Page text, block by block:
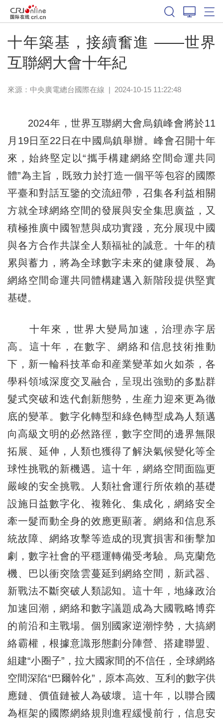
十年築基，接續奮進 ——世界
互聯網大會十年紀
來源：中央廣電總台國際在線 | 2024-10-15 11:22:48
2024年，世界互聯網大會烏鎮峰會將於11
月19日至22日在中國烏鎮舉辦。峰會召開十年
來，始終堅定以“攜手構建網絡空間命運共同
體”為主旨，既致力於打造一個平等包容的國際
平臺和對話互鑒的交流紐帶，召集各利益相關
方就全球網絡空間的發展與安全集思廣益，又
積極推廣中國智慧與成功實踐，充分展現中國
與各方合作共謀全人類福祉的誠意。十年的積
累與蓄力，將為全球數字未來的健康發展、為
網絡空間命運共同體構建邁入新階段提供堅實
基礎。
十年來，世界大變局加速，治理赤字居
高。這十年，在數字、網絡和信息技術推動
下，新一輪科技革命和産業變革如火如荼，各
學科領域深度交叉融合，呈現出強勁的多點群
髮式突破和迭代創新態勢，生産力迎來更為徹
底的變革。數字化轉型和綠色轉型成為人類邁
向高級文明的必然路徑，數字空間的邊界無限
拓展、延伸，人類也獲得了解決氣候變化等全
球性挑戰的新機遇。這十年，網絡空間面臨更
嚴峻的安全挑戰。人類社會運行所依賴的基礎
設施日益數字化、複雜化、集成化，網絡安全
牽一髮而動全身的效應更顯著。網絡和信息系
統故障、網絡攻擊等造成的現實損害和衝擊加
劇，數字社會的平穩運轉備受考驗。烏克蘭危
機、巴以衝突陰雲蔓延到網絡空間，新武器、
新戰法不斷突破人類認知。這十年，地緣政治
加速回潮，網絡和數字議題成為大國戰略博弈
的前沿和主戰場。個別國家逆潮悖勢，大搞網
絡霸權，根據意識形態劃分陣營、搭建聯盟、
組建“小圈子”，拉大國家間的不信任，全球網絡
空間深陷“巴爾幹化”，原本高效、互利的數字供
應鏈、價值鏈被人為破壞。這十年，以聯合國
為框架的國際網絡規則進程緩慢前行，信息安